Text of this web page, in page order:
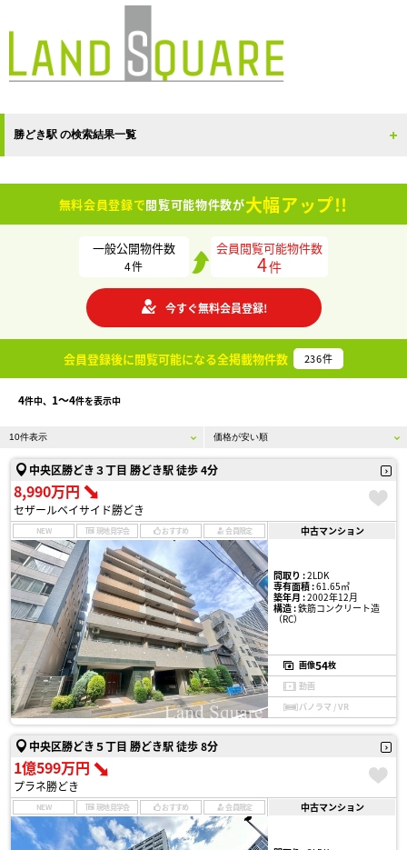
勝どき駅 の検索結果一覧
無料会員登録で閲覧可能物件数が大幅アップ!!
一般公開物件数
4件
会員閲覧可能物件数
4件
今すぐ無料会員登録!
会員登録後に閲覧可能になる全掲載物件数 236件
4件中、 1〜4件を表示中
中央区勝どき３丁目 勝どき駅 徒歩 4分
8,990万円
セザールベイサイド勝どき
NEW 現地見学会 おすすめ 会員限定 中古マンション
間取り :2LDK
専有面積 :61.65㎡
築年月 :2002年12月
構造 :鉄筋コンクリート造
（RC）
画像54枚
動画
パノラマ / VR
中央区勝どき５丁目 勝どき駅 徒歩 8分
1億599万円
プラネ勝どき
NEW 現地見学会 おすすめ 会員限定 中古マンション